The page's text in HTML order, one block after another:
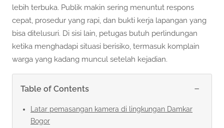
lebih terbuka. Publik makin sering menuntut respons
cepat, prosedur yang rapi, dan bukti kerja lapangan yang
bisa ditelusuri. Di sisi lain, petugas butuh perlindungan
ketika menghadapi situasi berisiko, termasuk komplain
warga yang kadang muncul setelah kejadian.
Table of Contents −
Latar pemasangan kamera di lingkungan Damkar
Bogor